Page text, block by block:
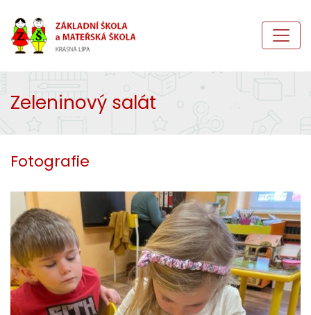
Zeleninový salát
Fotografie